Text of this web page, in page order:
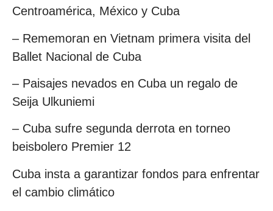
Centroamérica, México y Cuba
– Rememoran en Vietnam primera visita del
Ballet Nacional de Cuba
– Paisajes nevados en Cuba un regalo de
Seija Ulkuniemi
– Cuba sufre segunda derrota en torneo
beisbolero Premier 12
Cuba insta a garantizar fondos para enfrentar
el cambio climático